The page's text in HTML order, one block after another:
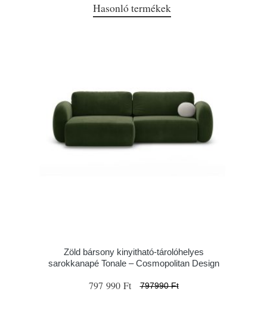
Hasonló termékek
Zöld bársony kinyitható-tárolóhelyes
sarokkanapé Tonale – Cosmopolitan Design
797 990 Ft 797990 Ft